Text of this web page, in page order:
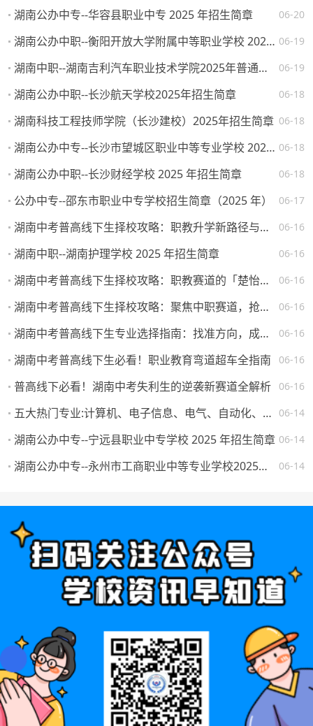
06-20
湖南公办中专--华容县职业中专 2025 年招生简章
06-19
湖南公办中职--衡阳开放大学附属中等职业学校 2025 年招生简章
06-19
湖南中职--湖南吉利汽车职业技术学院2025年普通高校招生章程
06-18
湖南公办中职--长沙航天学校2025年招生简章
06-18
湖南科技工程技师学院（长沙建校）2025年招生简章
06-18
湖南公办中专--长沙市望城区职业中等专业学校 2025 年招生简章
06-18
湖南公办中职--长沙财经学校 2025 年招生简章
06-17
公办中专--邵东市职业中专学校招生简章（2025 年）
06-16
湖南中考普高线下生择校攻略：职教升学新路径与热门院校解析
06-16
湖南中职--湖南护理学校 2025 年招生简章
06-16
湖南中考普高线下生择校攻略：职教赛道的「楚怡」机遇与突围路径
06-16
湖南中考普高线下生择校攻略：聚焦中职赛道，抢占升学就业先机
06-16
湖南中考普高线下生专业选择指南：找准方向，成就未来
06-16
湖南中考普高线下生必看！职业教育弯道超车全指南
06-16
普高线下必看！湖南中考失利生的逆袭新赛道全解析
06-14
五大热门专业:计算机、电子信息、电气、自动化、机械。学校怎么选，将来就业如何？
06-14
湖南公办中专--宁远县职业中专学校 2025 年招生简章
06-14
湖南公办中专--永州市工商职业中等专业学校2025年一年级新生填报志愿须知